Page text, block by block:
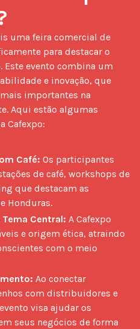
para destacar o
Este evento combina um
e inovação, que
importantes na
Aqui estão algumas
Cafexpo:
Café: Os participantes
de café, workshops de
que destacam as
Honduras.
Central: A Cafexpo
e origem ética, atraindo
com o meio
Ao conectar
com distribuidores e
visa ajudar os
seus negócios de forma